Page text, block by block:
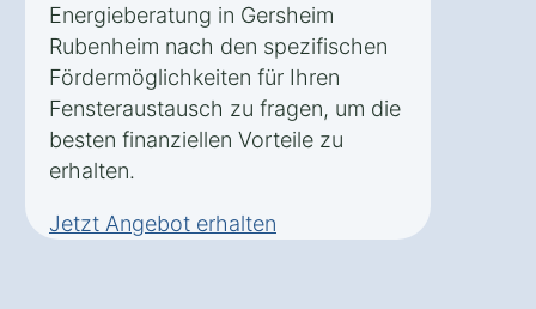
Energieberatung in Gersheim
Rubenheim nach den spezifischen
Fördermöglichkeiten für Ihren
Fensteraustausch zu fragen, um die
besten finanziellen Vorteile zu
erhalten.
Jetzt Angebot erhalten